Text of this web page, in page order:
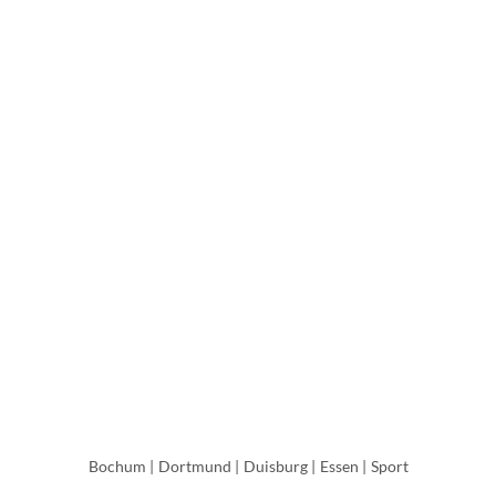
Bochum | Dortmund | Duisburg | Essen | Sport